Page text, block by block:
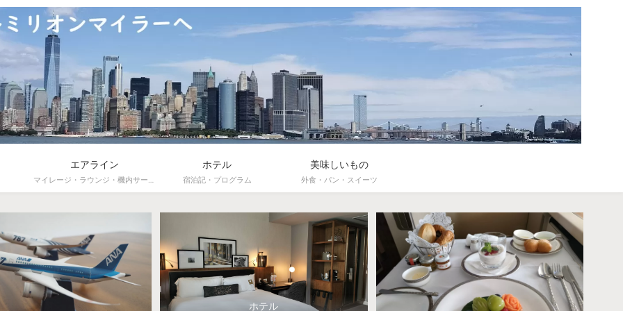
エアライン
マイレージ・ラウンジ・機内サービス
ホテル
宿泊記・プログラム
美味しいもの
外食・パン・スイーツ
ホテル